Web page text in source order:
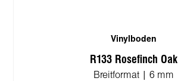
Vinylboden
R133 Rosefinch Oak
Breitformat | 6 mm